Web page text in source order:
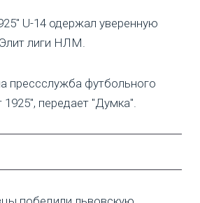
U-14 одержал уверенную
лиги НЛМ.
прессслужба футбольного
передает "Думка".